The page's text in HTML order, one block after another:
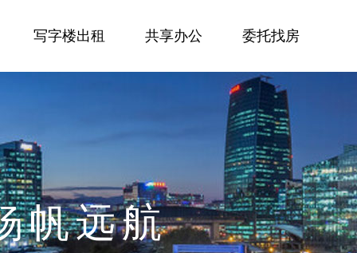
写字楼出租 共享办公 委托找房
帆远航